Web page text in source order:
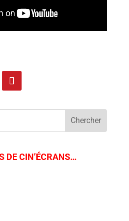
DE CIN’ÉCRANS…